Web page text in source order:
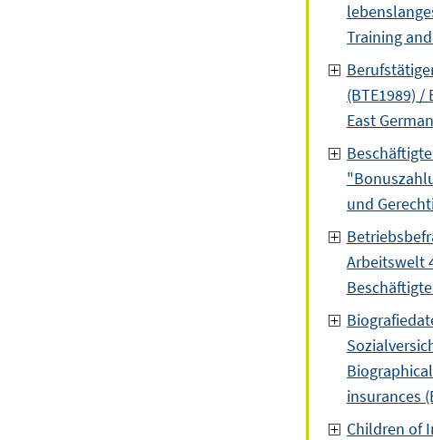
Training
(BTE1989)
East
und
Arbeitswelt
insurances
Children of